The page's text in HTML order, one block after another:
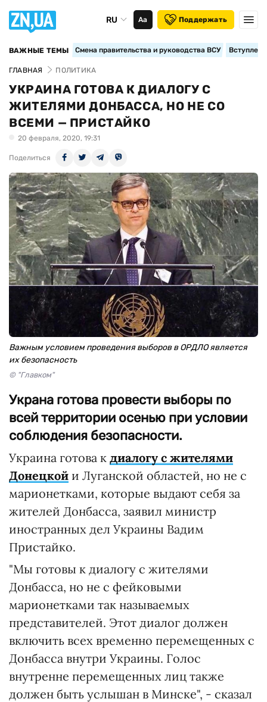
RU Аа Поддержать
ВАЖНЫЕ ТЕМЫ Смена правительства и руководства ВСУ
ГЛАВНАЯ ПОЛИТИКА
УКРАИНА ГОТОВА К ДИАЛОГУ С
ЖИТЕЛЯМИ ДОНБАССА, НО НЕ СО
ВСЕМИ — ПРИСТАЙКО
20 февраля, 2020, 19:31
Поделиться
Важным условием проведения выборов в ОРДЛО является
их безопасность
© "Главком"
Украна готова провести выборы по
всей территории осенью при условии
соблюдения безопасности.
Украина готова к диалогу с жителями
Донецкой и Луганской областей, но не с
марионетками, которые выдают себя за
жителей Донбасса, заявил министр
иностранных дел Украины Вадим
Пристайко.
"Мы готовы к диалогу с жителями
Донбасса, но не с фейковыми
марионетками так называемых
представителей. Этот диалог должен
включить всех временно перемещенных с
Донбасса внутри Украины. Голос
внутренне перемещенных лиц также
должен быть услышан в Минске", - сказал